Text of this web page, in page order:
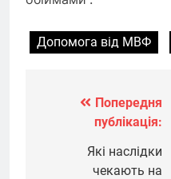
Допомога від МВФ
Навігація
записів
Попередня
публікація:
Які наслідки
чекають на